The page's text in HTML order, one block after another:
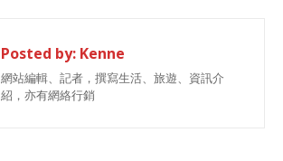
Posted by: Kenne
網站編輯、記者，撰寫生活、旅遊、資訊介
紹，亦有網絡行銷